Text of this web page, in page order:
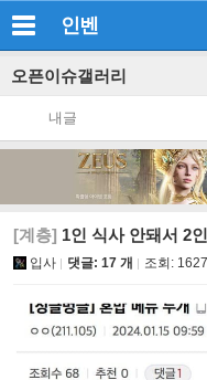
인벤
오픈이슈갤러리
내글
[계층] 1인 식사 안돼서 2
입사 댓글: 17 개 조회: